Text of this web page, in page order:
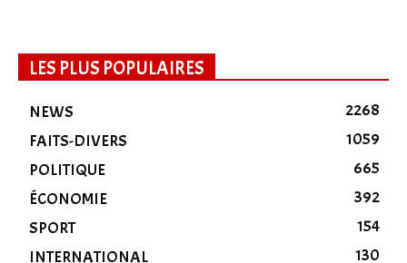
LES PLUS POPULAIRES
NEWS
2268
FAITS-DIVERS
1059
POLITIQUE
665
ÉCONOMIE
392
SPORT
154
INTERNATIONAL
130